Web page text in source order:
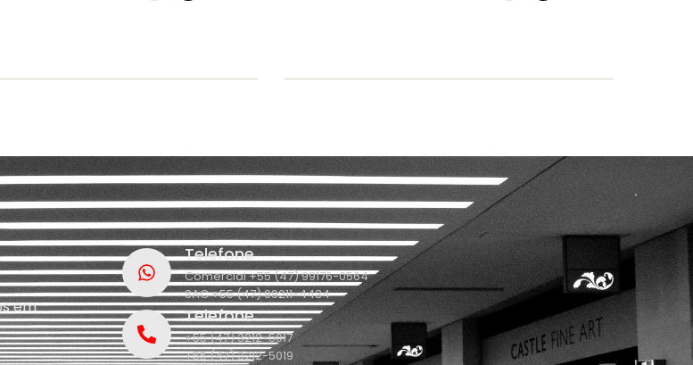
em
Telefone
Comercial +55 (47) 99176-0564
SAC +55 (47) 99211-4434
Telefone
+55 (47) 3212-5017
+55 (47) 3212-5019